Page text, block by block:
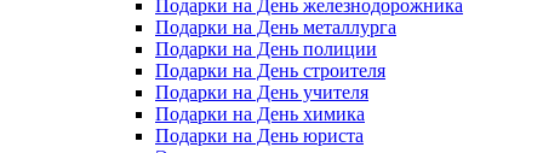
Подарки на День железнодорожника
Подарки на День металлурга
Подарки на День полиции
Подарки на День строителя
Подарки на День учителя
Подарки на День химика
Подарки на День юриста